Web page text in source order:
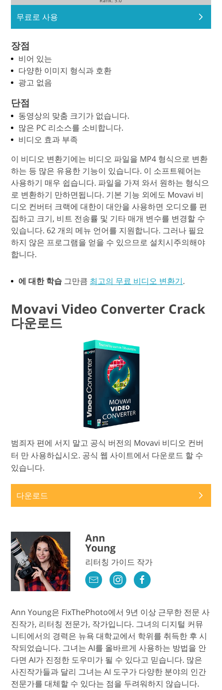
무료로 사용
장점
비어 있는
다양한 이미지 형식과 호환
광고 없음
단점
동영상의 맞춤 크기가 없습니다.
많은 PC 리소스를 소비합니다.
비디오 효과 부족
이 비디오 변환기에는 비디오 파일을 MP4 형식으로 변환
하는 등 많은 유용한 기능이 있습니다. 이 소프트웨어는
사용하기 매우 쉽습니다. 파일을 가져 와서 원하는 형식으
로 변환하기 만하면됩니다. 기본 기능 외에도 Movavi 비
디오 컨버터 크랙에 대한이 대안을 사용하면 오디오를 편
집하고 크기, 비트 전송률 및 기타 매개 변수를 변경할 수
있습니다. 62 개의 메뉴 언어를 지원합니다. 그러나 필요
하지 않은 프로그램을 얻을 수 있으므로 설치시주의해야
합니다.
에 대한 학습 그만큼 최고의 무료 비디오 변환기.
Movavi Video Converter Crack
다운로드
범죄자 편에 서지 말고 공식 버전의 Movavi 비디오 컨버
터 만 사용하십시오. 공식 웹 사이트에서 다운로드 할 수
있습니다.
다운로드
Ann
Young
리터칭 가이드 작가
Ann Young은 FixThePhoto에서 9년 이상 근무한 전문 사
진작가, 리터칭 전문가, 작가입니다. 그녀의 디지털 커뮤
니티에서의 경력은 뉴욕 대학교에서 학위를 취득한 후 시
작되었습니다. 그녀는 AI를 올바르게 사용하는 방법을 안
다면 AI가 진정한 도우미가 될 수 있다고 믿습니다. 많은
사진작가들과 달리 그녀는 AI 도구가 다양한 분야의 인간
전문가를 대체할 수 있다는 점을 두려워하지 않습니다.